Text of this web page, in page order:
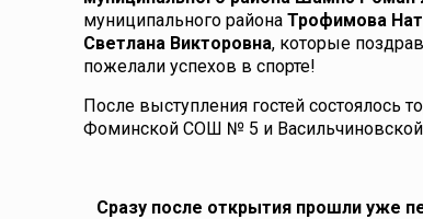
муниципального районаТрофимова
Светлана Викторовна, которые
пожелали успехов в спорте!
После выступления гостей состоялось
Фоминской СОШ № 5 и
Сразу после открытия прошли уже